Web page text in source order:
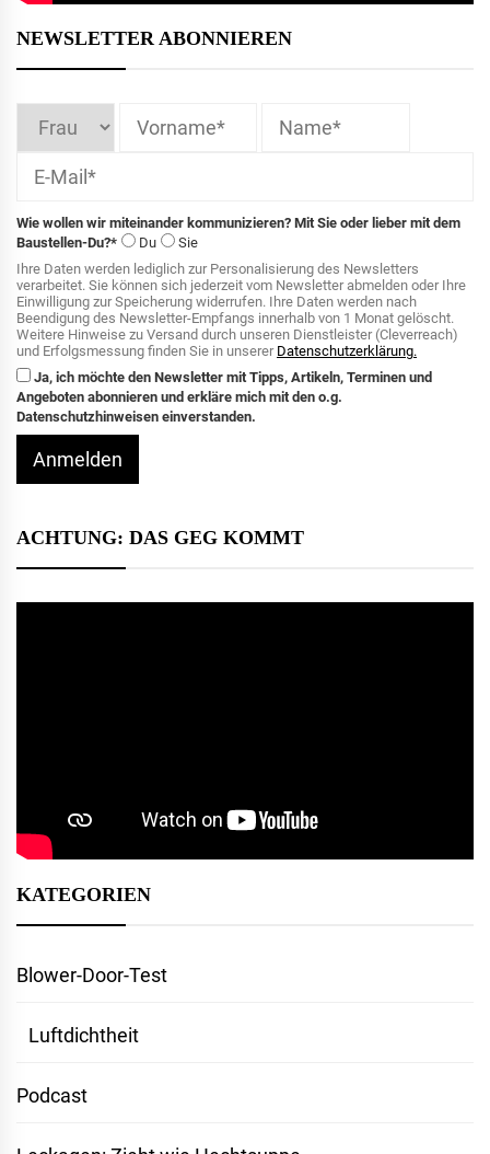
NEWSLETTER ABONNIEREN
Wie wollen wir miteinander kommunizieren? Mit Sie oder lieber mit dem
Baustellen-Du?*
Du
Sie
Ihre Daten werden lediglich zur Personalisierung des Newsletters
verarbeitet. Sie können sich jederzeit vom Newsletter abmelden oder Ihre
Einwilligung zur Speicherung widerrufen. Ihre Daten werden nach
Beendigung des Newsletter-Empfangs innerhalb von 1 Monat gelöscht.
Weitere Hinweise zu Versand durch unseren Dienstleister (Cleverreach)
und Erfolgsmessung finden Sie in unserer Datenschutzerklärung.
Ja, ich möchte den Newsletter mit Tipps, Artikeln, Terminen und
Angeboten abonnieren und erkläre mich mit den o.g.
Datenschutzhinweisen einverstanden.
Anmelden
ACHTUNG: DAS GEG KOMMT
KATEGORIEN
Blower-Door-Test
Luftdichtheit
Podcast